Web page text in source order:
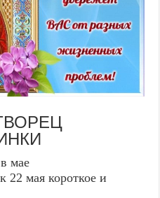
мае
22 мая короткое и